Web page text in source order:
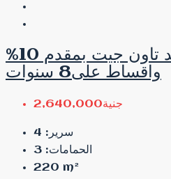
شقة بكمبوند تاون جيت بمقدم 10%
واقساط على8 سنوات
جنية2,640,000
سرير: 4
الحمامات: 3
220 m²